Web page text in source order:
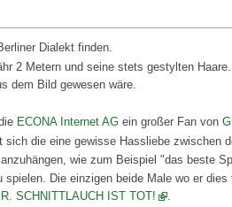
Dialekt finden.
2 Metern und seine stets gestylten
dem Bild gewesen wäre.
ECONA Internet AG ein großer Fan von
die eine gewisse Hassliebe zwischen
wie zum Beispiel "das beste
Die einzigen beide Male wo er
SCHNITTLAUCH IST TOT!
.